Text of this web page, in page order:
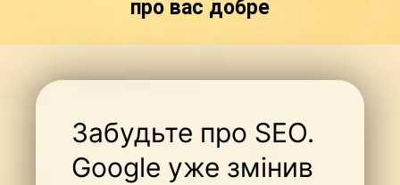
про вас добре
Забудьте про SEO.
Google уже змінив